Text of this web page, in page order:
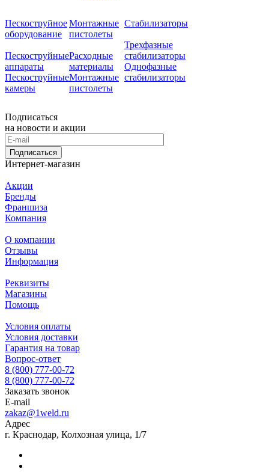
Пескоструйное
оборудование
Пескоструйные
аппараты
Пескоструйные
камеры
Монтажные
пистолеты
Расходные
материалы
Монтажные
пистолеты
Стабилизаторы
Трехфазные
стабилизаторы
Однофазные
стабилизаторы
Подписаться
на новости и акции
Подписаться
Интернет-магазин
Акции
Бренды
Франшиза
Компания
О компании
Отзывы
Информация
Реквизиты
Магазины
Помощь
Условия оплаты
Условия доставки
Гарантия на товар
Вопрос-ответ
8 (800) 777-00-72
8 (800) 777-00-72
Заказать звонок
E-mail
zakaz@1weld.ru
Адрес
г. Краснодар, Колхозная улица, 1/7